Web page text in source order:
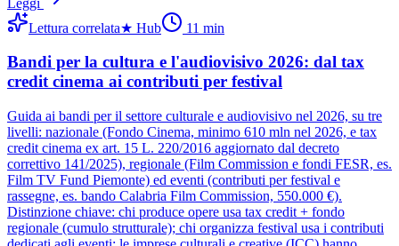
Lettura correlata★ Hub 11 min
Bandi per la cultura e l'audiovisivo 2026: dal tax
credit cinema ai contributi per festival
Guida ai bandi per il settore culturale e audiovisivo nel 2026, su tre
livelli: nazionale (Fondo Cinema, minimo 610 mln nel 2026, e tax
credit cinema ex art. 15 L. 220/2016 aggiornato dal decreto
correttivo 141/2025), regionale (Film Commission e fondi FESR, es.
Film TV Fund Piemonte) ed eventi (contributi per festival e
rassegne, es. bando Calabria Film Commission, 550.000 €).
Distinzione chiave: chi produce opere usa tax credit + fondo
regionale (cumulo strutturale); chi organizza festival usa i contributi